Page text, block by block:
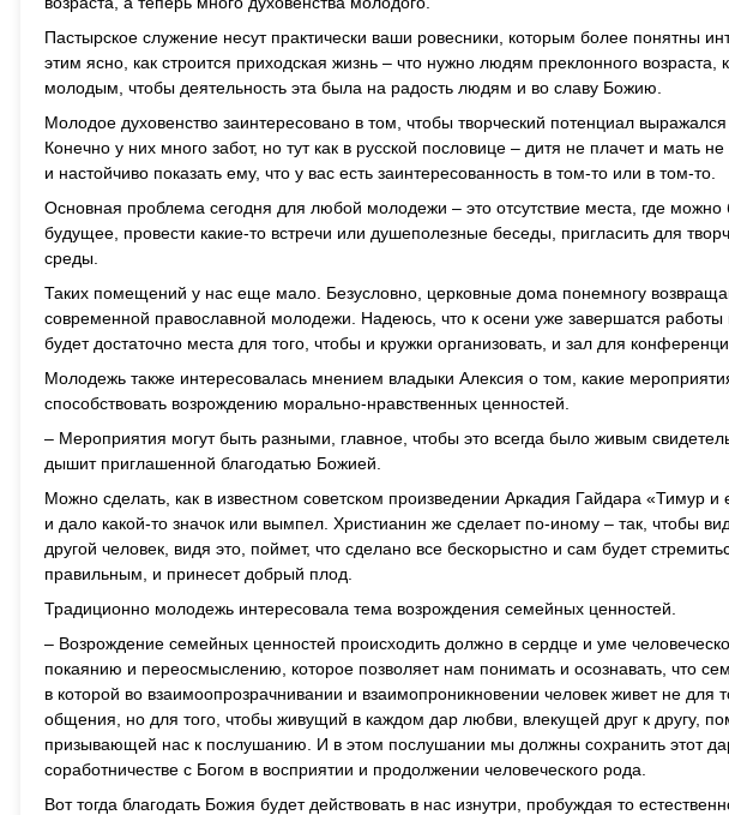
Пастырское служение несут практически ваши ровесники, которым более понятны
этим ясно, как строится приходская жизнь – что нужно людям преклонного
молодым, чтобы деятельность эта была на радость людям и во славу Божию.
Молодое духовенство заинтересовано в том, чтобы творческий потенциал
Конечно у них много забот, но тут как в русской пословице – дитя не плачет и мать
и настойчиво показать ему, что у вас есть заинтересованность в том-то или в том-то.
Основная проблема сегодня для любой молодежи – это отсутствие места, где
будущее, провести какие-то встречи или душеполезные беседы, пригласить для
среды.
Таких помещений у нас еще мало. Безусловно, церковные дома понемногу
современной православной молодежи. Надеюсь, что к осени уже завершатся
будет достаточно места для того, чтобы и кружки организовать, и зал для
Молодежь также интересовалась мнением владыки Алексия о том, какие
способствовать возрождению морально-нравственных ценностей.
– Мероприятия могут быть разными, главное, чтобы это всегда было живым
дышит приглашенной благодатью Божией.
Можно сделать, как в известном советском произведении Аркадия Гайдара «Тимур и
и дало какой-то значок или вымпел. Христианин же сделает по-иному – так, чтобы
другой человек, видя это, поймет, что сделано все бескорыстно и сам будет
правильным, и принесет добрый плод.
Традиционно молодежь интересовала тема возрождения семейных ценностей.
– Возрождение семейных ценностей происходить должно в сердце и уме
покаянию и переосмыслению, которое позволяет нам понимать и осознавать, что
в которой во взаимоопрозрачнивании и взаимопроникновении человек живет не для
общения, но для того, чтобы живущий в каждом дар любви, влекущей друг к другу,
призывающей нас к послушанию. И в этом послушании мы должны сохранить этот
соработничестве с Богом в восприятии и продолжении человеческого рода.
Вот тогда благодать Божия будет действовать в нас изнутри, пробуждая то